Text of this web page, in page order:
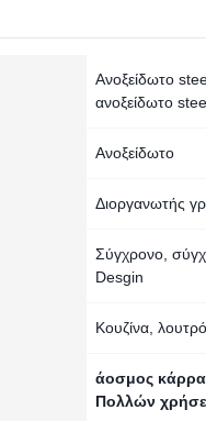
Ανοξείδωτο
ανοξείδωτο
Ανοξείδωτο
Διοργανωτής
Σύγχρονο,
Desgin
Κουζίνα,
άοσμος
Πολλών